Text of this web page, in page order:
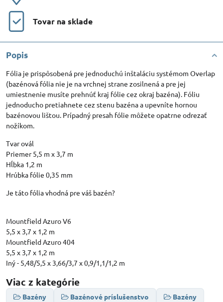
Tovar na sklade
Popis
Fólia je prispôsobená pre jednoduchú inštaláciu systémom Overlap
(bazénová fólia nie je na vrchnej strane zosilnená a pre jej
umiestnenie musíte prehnúť kraj fólie cez okraj bazéna). Fóliu
jednoducho pretiahnete cez stenu bazéna a upevníte hornou
bazénovou lištou. Prípadný presah fólie môžete opatrne odrezať
nožíkom.
Tvar ovál
Priemer 5,5 m x 3,7 m
Hĺbka 1,2 m
Hrúbka fólie 0,35 mm
Je táto fólia vhodná pre váš bazén?
Mountfield Azuro V6
5,5 x 3,7 x 1,2 m
Mountfield Azuro 404
5,5 x 3,7 x 1,2 m
Iný - 5,48/5,5 x 3,66/3,7 x 0,9/1,1/1,2 m
Viac z kategórie
Bazény Bazénové príslušenstvo
Bazény